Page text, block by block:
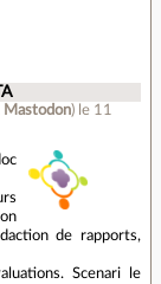
Mastodon) le 11
de rapports,
Scenari le